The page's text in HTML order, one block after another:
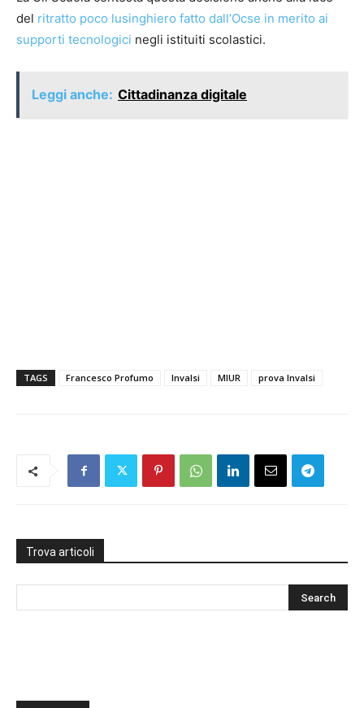
del ritratto poco lusinghiero fatto dall’Ocse in merito ai
supporti tecnologici negli istituiti scolastici.
Leggi anche: Cittadinanza digitale
TAGS Francesco Profumo Invalsi MIUR prova Invalsi
Trova articoli